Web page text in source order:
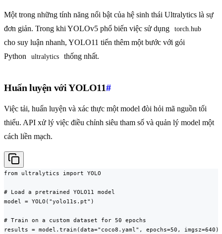
Một trong những tính năng nổi bật của hệ sinh thái Ultralytics là sự
đơn giản. Trong khi YOLOv5 phổ biến việc sử dụng
torch.hub
cho suy luận nhanh, YOLO11 tiến thêm một bước với gói
Python
ultralytics thống nhất.
Huấn luyện với YOLO11#
Việc tải, huấn luyện và xác thực một model đòi hỏi mã nguồn tối
thiểu. API xử lý việc điều chỉnh siêu tham số và quản lý model một
cách liền mạch.
from ultralytics import YOLO
# Load a pretrained YOLO11 model
model = YOLO("yolo11s.pt")
# Train on a custom dataset for 50 epochs
results = model.train(data="coco8.yaml", epochs=50, imgsz=640)